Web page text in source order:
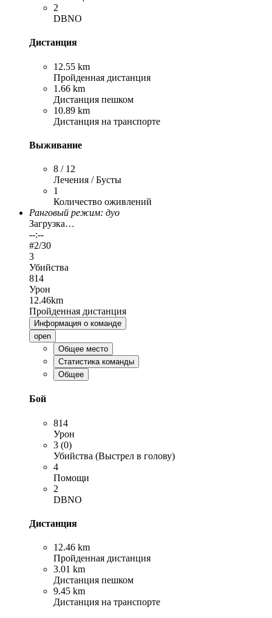
2
DBNO
Дистанция
12.55 km
Пройденная дистанция
1.66 km
Дистанция пешком
10.89 km
Дистанция на транспорте
Выживание
8 / 12
Лечения / Бусты
1
Количество оживлений
Ранговый режим: дуо
Загрузка…
--:--
#2/30
3
Убийства
814
Урон
12.46km
Пройденная дистанция
Информация о команде
open
Общее место
Статистика команды
Общее
Бой
814
Урон
3 (0)
Убийства (Выстрел в голову)
4
Помощи
2
DBNO
Дистанция
12.46 km
Пройденная дистанция
3.01 km
Дистанция пешком
9.45 km
Дистанция на транспорте